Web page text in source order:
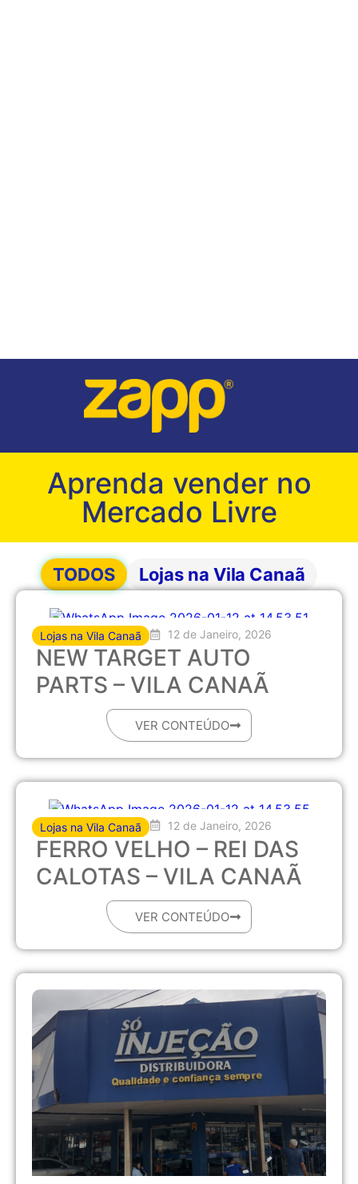
Aprenda vender no
Mercado Livre
Lojas na Vila Canaã
TODOS
Lojas na Vila Canaã 12 de Janeiro, 2026
NEW TARGET AUTO
PARTS – VILA CANAÃ
VER CONTEÚDO
Lojas na Vila Canaã 12 de Janeiro, 2026
FERRO VELHO – REI DAS
CALOTAS – VILA CANAÃ
VER CONTEÚDO